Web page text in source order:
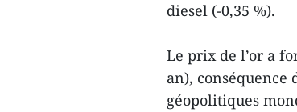
diesel (-0,35 %).
Le prix de l’or a
an), conséquence
géopolitiques